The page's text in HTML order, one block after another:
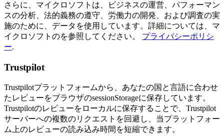
さらに、マイクロソフトは、ビジネスの運営、パフォーマン
スの分析、法的義務の遵守、労働力の開発、および調査の実
施のために、データを使用しています。詳細については、マ
イクロソフトのを参照してください。 プライバシーポリシ
ー.
Trustpilot
Trustpilotプラットフォームから、あなたの国と言語に合わせ
たレビューをブラウザのsessionStorageに保存しています。
Trustpilotのレビューをローカルに保存することで、Trustpilot
サーバーへの複数のリクエストを回避し、当プラットフォー
ム上のレビューの読み込み時間を短縮できます。